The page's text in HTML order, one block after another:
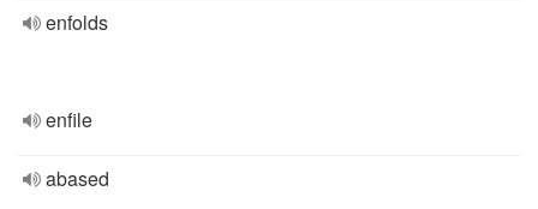
enfolds
enfile
abased